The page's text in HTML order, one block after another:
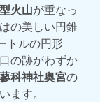
火山が重なっ
の美しい円錐
トルの円形
の跡がわずか
蓼科神社奥宮の
ます。